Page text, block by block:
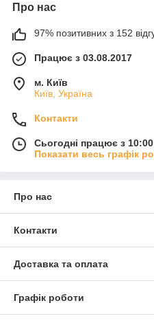
Про нас
97% позитивних з 152
Працює з 03.08.2017
м. Київ
Київ, Україна
Контакти
Сьогодні працює з
Показати весь графік
Про нас
Контакти
Доставка та оплата
Графік роботи